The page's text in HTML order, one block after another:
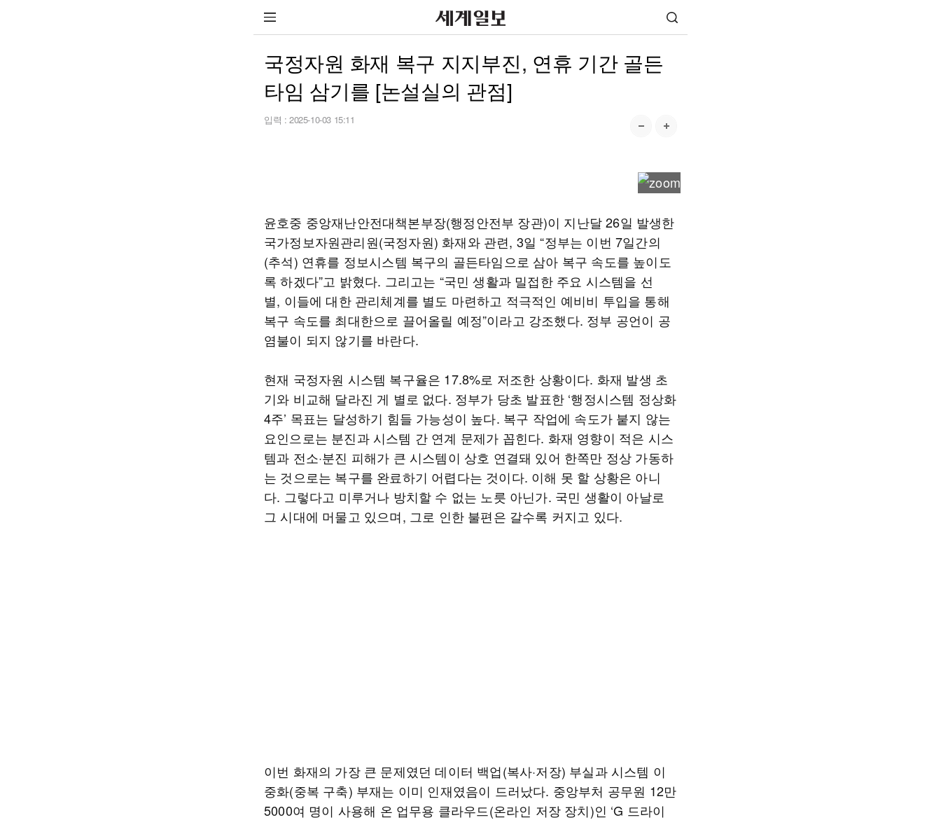
국정자원 화재 복구 지지부진, 연휴 기간 골든
타임 삼기를 [논설실의 관점]
입력 : 2025-10-03 15:11
윤호중 중앙재난안전대책본부장(행정안전부 장관)이 지난달 26일 발생한
국가정보자원관리원(국정자원) 화재와 관련, 3일 “정부는 이번 7일간의
(추석) 연휴를 정보시스템 복구의 골든타임으로 삼아 복구 속도를 높이도
록 하겠다”고 밝혔다. 그리고는 “국민 생활과 밀접한 주요 시스템을 선
별, 이들에 대한 관리체계를 별도 마련하고 적극적인 예비비 투입을 통해
복구 속도를 최대한으로 끌어올릴 예정”이라고 강조했다. 정부 공언이 공
염불이 되지 않기를 바란다.
현재 국정자원 시스템 복구율은 17.8%로 저조한 상황이다. 화재 발생 초
기와 비교해 달라진 게 별로 없다. 정부가 당초 발표한 ‘행정시스템 정상화
4주’ 목표는 달성하기 힘들 가능성이 높다. 복구 작업에 속도가 붙지 않는
요인으로는 분진과 시스템 간 연계 문제가 꼽힌다. 화재 영향이 적은 시스
템과 전소·분진 피해가 큰 시스템이 상호 연결돼 있어 한쪽만 정상 가동하
는 것으로는 복구를 완료하기 어렵다는 것이다. 이해 못 할 상황은 아니
다. 그렇다고 미루거나 방치할 수 없는 노릇 아닌가. 국민 생활이 아날로
그 시대에 머물고 있으며, 그로 인한 불편은 갈수록 커지고 있다.
이번 화재의 가장 큰 문제였던 데이터 백업(복사·저장) 부실과 시스템 이
중화(중복 구축) 부재는 이미 인재였음이 드러났다. 중앙부처 공무원 12만
5000여 명이 사용해 온 업무용 클라우드(온라인 저장 장치)인 ‘G 드라이